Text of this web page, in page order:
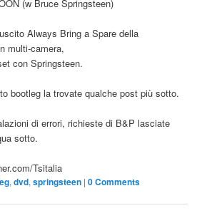
(w Bruce Springsteen)
Always Bring a Spare della
multi-camera,
con Springsteen.
bootleg la trovate qualche post più sotto.
di errori, richieste di B&P lasciate
sotto.
Tsitalia
,dvd,springsteen |0 Comments